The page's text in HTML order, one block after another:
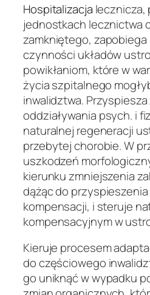
Hospitalizacja lecznicza,
jednostkach lecznictwa
zamkniętego,
czynności układów
powikłaniom, które w
życia szpitalnego
inwalidztwa.
oddziaływania psych. i
naturalnej regeneracji
przebytej chorobie. W
uszkodzeń
kierunkuzmniejszenia
dążąc do
kompensacji, i steruje
kompensacyjnym w
Kieruje procesem
do częściowego
go uniknąć w wypadku